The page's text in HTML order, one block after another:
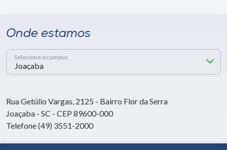
Onde estamos
Selecione o campus
Rua Getúlio Vargas, 2125 - Bairro Flor da Serra
Joaçaba - SC - CEP 89600-000
Telefone (49) 3551-2000